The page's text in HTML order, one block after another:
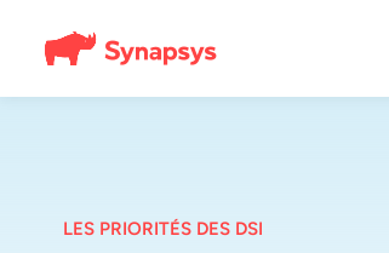
LES PRIORITÉS DES DSI